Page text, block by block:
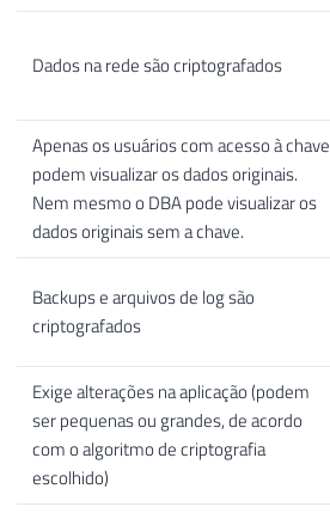
Dados na rede são criptografados
Apenas os usuários com acesso à chave
podem visualizar os dados originais.
Nem mesmo o DBA pode visualizar os
dados originais sem a chave.
Backups e arquivos de log são
criptografados
Exige alterações na aplicação (podem
ser pequenas ou grandes, de acordo
com o algoritmo de criptografia
escolhido)